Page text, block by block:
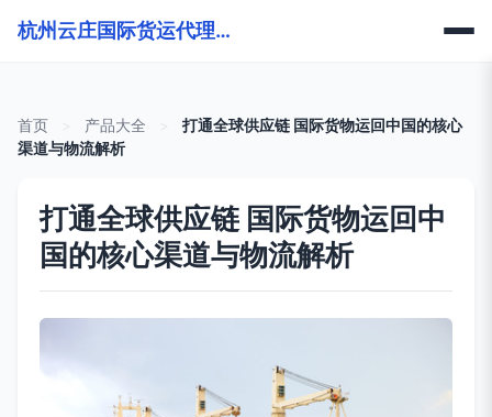
杭州云庄国际货运代理有限公司
首页 产品大全
打通全球供应链 国际货物运回中国的核心
渠道与物流解析
打通全球供应链 国际货物运回中
国的核心渠道与物流解析